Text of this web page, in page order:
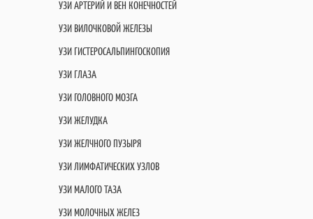
УЗИ АРТЕРИЙ И ВЕН КОНЕЧНОСТЕЙ
УЗИ ВИЛОЧКОВОЙ ЖЕЛЕЗЫ
УЗИ ГИСТЕРОСАЛЬПИНГОСКОПИЯ
УЗИ ГЛАЗА
УЗИ ГОЛОВНОГО МОЗГА
УЗИ ЖЕЛУДКА
УЗИ ЖЕЛЧНОГО ПУЗЫРЯ
УЗИ ЛИМФАТИЧЕСКИХ УЗЛОВ
УЗИ МАЛОГО ТАЗА
УЗИ МОЛОЧНЫХ ЖЕЛЕЗ